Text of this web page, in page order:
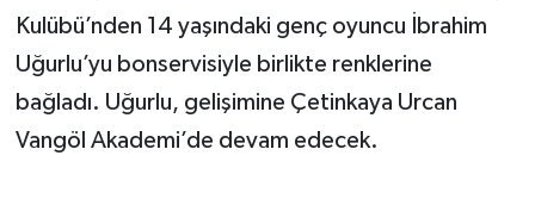
Kulübü’nden 14 yaşındaki genç oyuncu İbrahim
Uğurlu’yu bonservisiyle birlikte renklerine
bağladı. Uğurlu, gelişimine Çetinkaya Urcan
Vangöl Akademi’de devam edecek.